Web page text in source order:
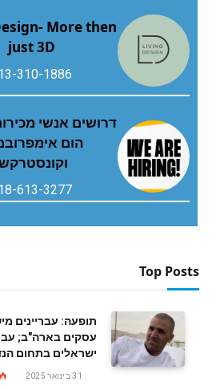
More then
just 3D
310-1886
דרושים אנשי
הום
613-3277
Top Posts
תופעה: עבריינים
עסקים בארה"ב;
ישראלים בתחום
31 בינואר 2025